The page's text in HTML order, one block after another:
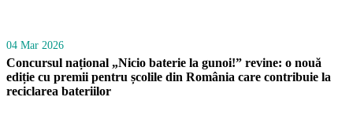
04 Mar 2026
Concursul național „Nicio baterie la gunoi!” revine: o nouă
ediție cu premii pentru școlile din România care contribuie la
reciclarea bateriilor